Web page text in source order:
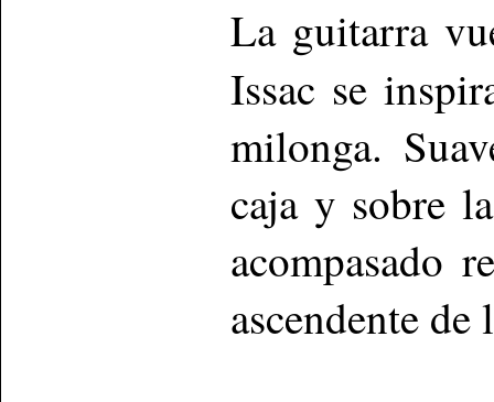
La guitarra
Issac se
milonga.
caja y sobre
acompasado
ascendente de